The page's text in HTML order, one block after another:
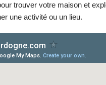
trouver votre maison et
une activité ou un lieu.